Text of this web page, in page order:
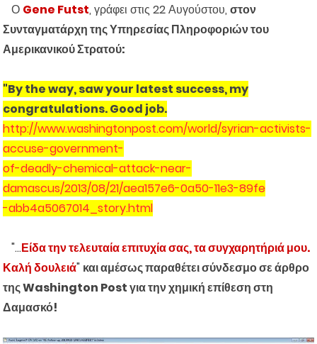
Ο Gene Futst, γράφει στις 22 Αυγούστου, στον
Συνταγματάρχη της Υπηρεσίας Πληροφοριών του
Αμερικανικού Στρατού:
"By the way, saw your latest success, my
congratulations. Good job.
http://www.washingtonpost.com/world/syrian-activists-
accuse-government-
of-deadly-chemical-attack-near-
damascus/2013/08/21/aea157e6-0a50-11e3-89fe
-abb4a5067014_story.html
"...Είδα την τελευταία επιτυχία σας, τα συγχαρητήριά μου.
Καλή δουλειά" και αμέσως παραθέτει σύνδεσμο σε άρθρο
της Washington Post για την χημική επίθεση στη
Δαμασκό!